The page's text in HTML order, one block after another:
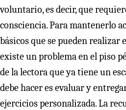
voluntario, es decir, que
consciencia. Para mantenerlo
básicos que se pueden realizar
existe un problema en el piso
de la lectora que ya tiene un
debe hacer es evaluar y
ejercicios personalizada. La